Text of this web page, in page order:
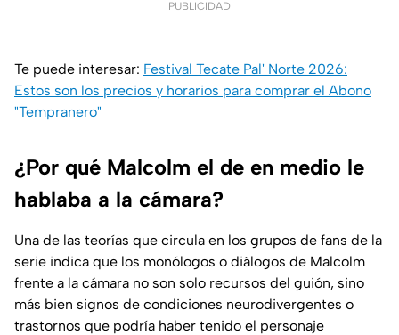
PUBLICIDAD
Te puede interesar: Festival Tecate Pal' Norte 2026:
Estos son los precios y horarios para comprar el Abono
"Tempranero"
¿Por qué Malcolm el de en medio le
hablaba a la cámara?
Una de las teorías que circula en los grupos de fans de la
serie indica que los monólogos o diálogos de Malcolm
frente a la cámara no son solo recursos del guión, sino
más bien signos de condiciones neurodivergentes o
trastornos que podría haber tenido el personaje